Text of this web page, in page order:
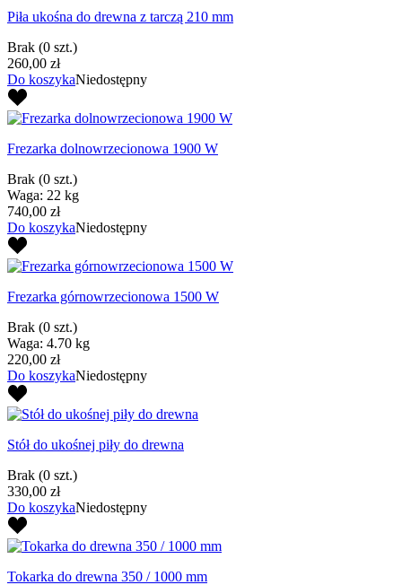
Piła ukośna do drewna z tarczą 210 mm
Brak (0 szt.)
260,00 zł
Do koszykaNiedostępny
Frezarka dolnowrzecionowa 1900 W
Brak (0 szt.)
Waga: 22 kg
740,00 zł
Do koszykaNiedostępny
Frezarka górnowrzecionowa 1500 W
Brak (0 szt.)
Waga: 4.70 kg
220,00 zł
Do koszykaNiedostępny
Stół do ukośnej piły do drewna
Brak (0 szt.)
330,00 zł
Do koszykaNiedostępny
Tokarka do drewna 350 / 1000 mm